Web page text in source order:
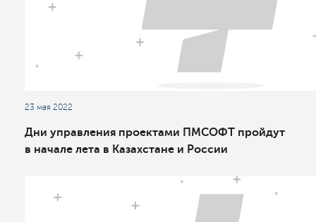
23 мая 2022
Дни управления проектами ПМСОФТ пройдут
в начале лета в Казахстане и России